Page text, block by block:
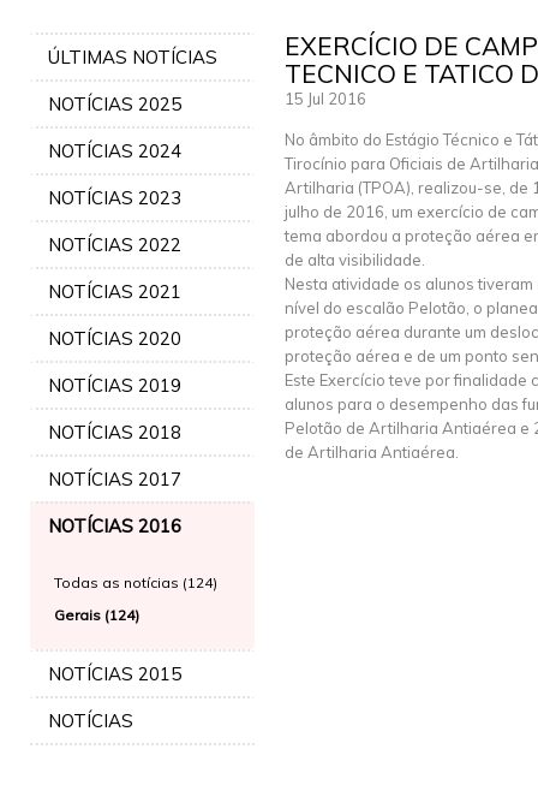
ÚLTIMAS NOTÍCIAS
NOTÍCIAS 2025
NOTÍCIAS 2024
NOTÍCIAS 2023
NOTÍCIAS 2022
NOTÍCIAS 2021
NOTÍCIAS 2020
NOTÍCIAS 2019
NOTÍCIAS 2018
NOTÍCIAS 2017
NOTÍCIAS 2016
Todas as notícias (124)
Gerais (124)
NOTÍCIAS 2015
NOTÍCIAS
EXERCÍCIO DE
TECNICO E TATICO
15 Jul 2016
No âmbito do Estágio Técnico e
Tirocínio para Oficiais de
Artilharia (TPOA), realizou-se, de
julho de 2016, um exercício de
tema abordou a proteção aérea
de alta visibilidade.
Nesta atividade os alunos
nível do escalão Pelotão, o
proteção aérea durante um
proteção aérea e de um ponto
Este Exercício teve por finalidade
alunos para o desempenho das
Pelotão de Artilharia Antiaérea e
de Artilharia Antiaérea.